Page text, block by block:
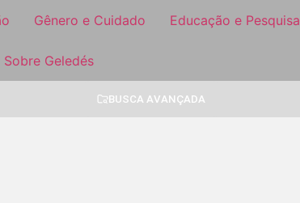
Gênero e Cuidado Educação e Pesquisa
Sobre Geledés
BUSCA AVANÇADA